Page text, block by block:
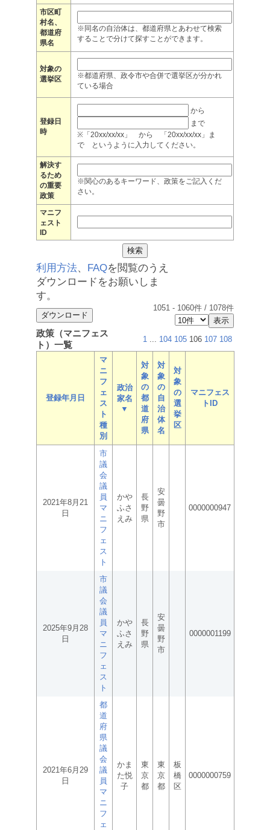
市区町
村名、
都道府
県名
※同名の自治体は、都道府県とあわせて検索
することで分けて探すことができます。
対象の
選挙区
※都道府県、政令市や合併で選挙区が分かれ
ている場合
登録日
時
から
まで
※「20xx/xx/xx」 から 「20xx/xx/xx」ま
で というように入力してください。
解決す
るため
の重要
政策
※関心のあるキーワード、政策をご記入くだ
さい。
マニフ
ェスト
ID
利用方法、 FAQを閲覧のうえ
ダウンロードをお願いしま
す。
1051 - 1060件 / 1078件
政策（マニフェス
ト）一覧
1 ... 104 105 106 107 108
登録年月日
マ
ニ
フ
ェ
ス
ト
種
別
政治
家名
▼
対
象
の
都
道
府
県
対
象
の
自
治
体
名
対
象
の
選
挙
区
マニフェス
トID
2021年8月21
日
市
議
会
議
員
マ
ニ
フ
ェ
ス
ト
かや
ふさ
えみ
長
野
県
安
曇
野
市
0000000947
2025年9月28
日
市
議
会
議
員
マ
ニ
フ
ェ
ス
ト
かや
ふさ
えみ
長
野
県
安
曇
野
市
0000001199
2021年6月29
日
都
道
府
県
議
会
議
員
マ
ニ
フ
ェ
かま
た悦
子
東
京
都
東
京
都
板
橋
区
0000000759